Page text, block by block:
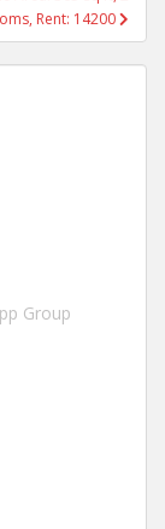
Rent: 14200
Group